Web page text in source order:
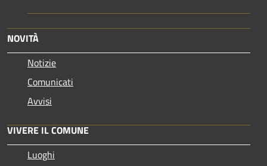
NOVITÀ
Notizie
Comunicati
Avvisi
VIVERE IL COMUNE
Luoghi